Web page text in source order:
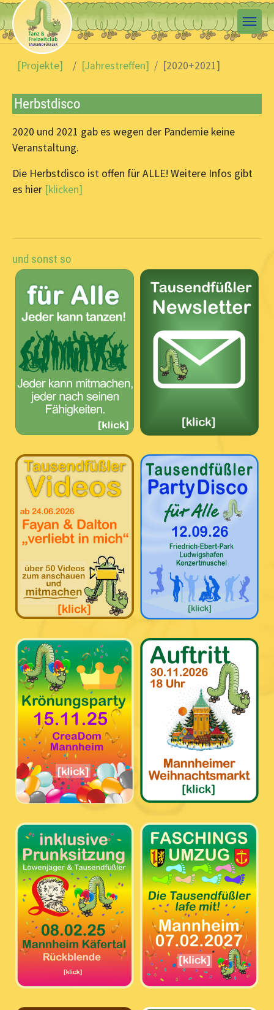
Skip to main content
You are here:
[Projekte]
[Jahrestreffen] [2020+2021]
Herbstdisco
2020 und 2021 gab es wegen der Pandemie keine
Veranstaltung.
Die Herbstdisco ist offen für ALLE! Weitere Infos gibt
es hier [klicken]
und sonst so